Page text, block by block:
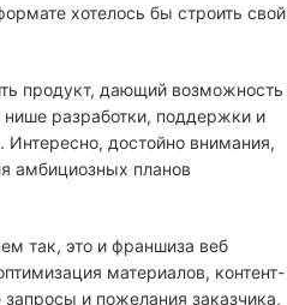
хотелось бы строить свой
продукт, дающий возможность
нише разработки, поддержки и
Интересно, достойно внимания,
амбициозных планов
так, это и франшиза веб
материалов, контент-
и пожелания заказчика,